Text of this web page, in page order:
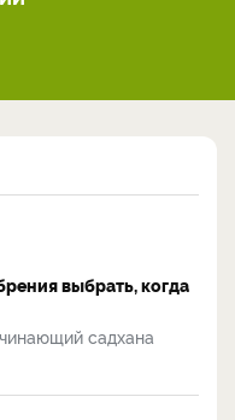
выбрать, когда
садхана